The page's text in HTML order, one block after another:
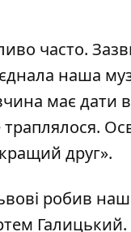
часто.
наша
має дати
друг».
робив
Галицький.